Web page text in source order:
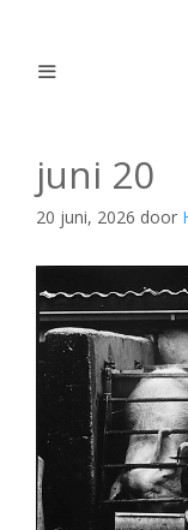
juni 20
20 juni, 2026 door